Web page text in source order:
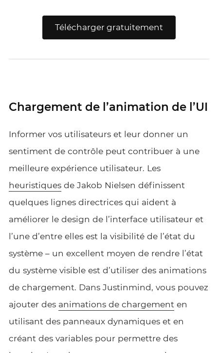
Télécharger gratuitement
Chargement de l’animation de l’UI
Informer vos utilisateurs et leur donner un
sentiment de contrôle peut contribuer à une
meilleure expérience utilisateur. Les
heuristiquesde Jakob Nielsen définissent
quelques lignes directrices qui aident à
améliorer le design de l’interface utilisateur et
l’une d’entre elles est la visibilité de l’état du
système – un excellent moyen de rendre l’état
du système visible est d’utiliser des animations
de chargement. Dans Justinmind, vous pouvez
ajouter des animations de chargementen
utilisant des panneaux dynamiques et en
créant des variables pour permettre des